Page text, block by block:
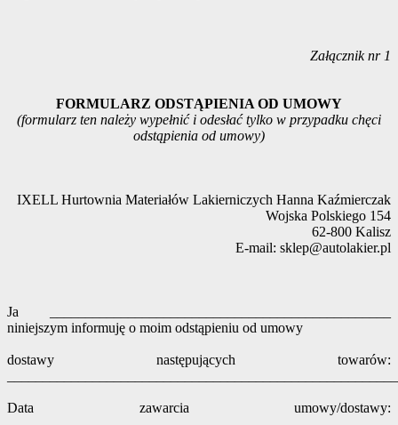
Załącznik nr 1
FORMULARZ ODSTĄPIENIA OD UMOWY
(formularz ten należy wypełnić i odesłać tylko w przypadku chęci
odstąpienia od umowy)
IXELL Hurtownia Materiałów Lakierniczych Hanna Kaźmierczak
Wojska Polskiego 154
62-800 Kalisz
E-mail: sklep@autolakier.pl
Ja ________________________________________________
niniejszym informuję o moim odstąpieniu od umowy
dostawy następujących towarów:
Data zawarcia umowy/dostawy: